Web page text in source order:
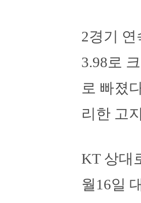
2경기
3.98로
로 빠졌
리한 고
KT 상대
월16일